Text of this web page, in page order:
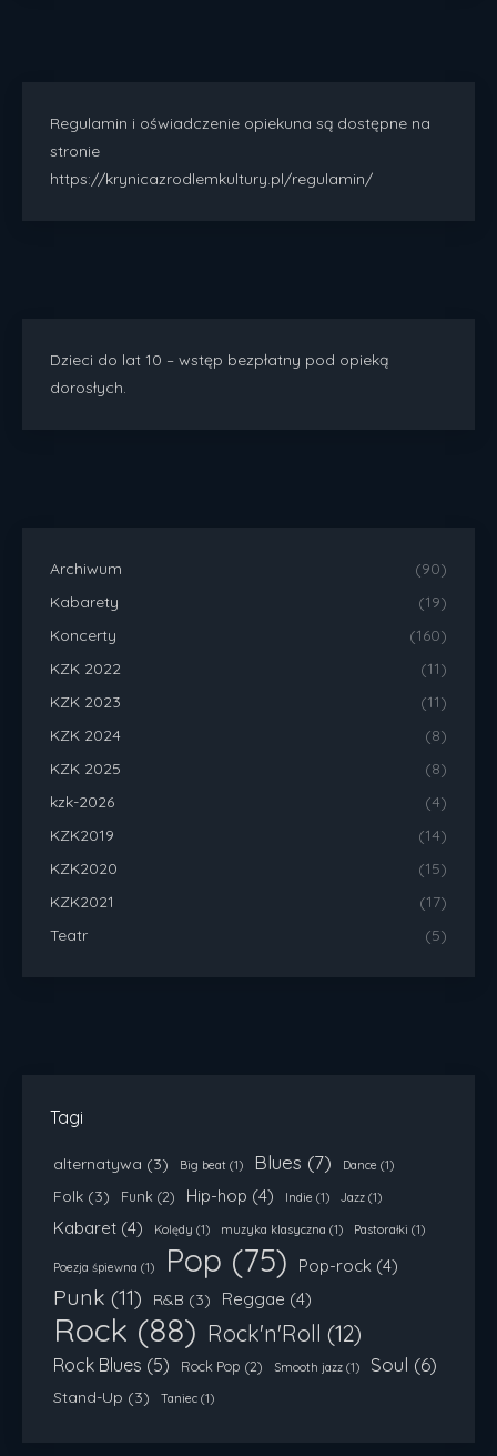
Regulamin i oświadczenie opiekuna są dostępne na
stronie
https://krynicazrodlemkultury.pl/regulamin/
Dzieci do lat 10 – wstęp bezpłatny pod opieką
dorosłych.
Archiwum
(90)
Kabarety
(19)
Koncerty
(160)
KZK 2022
(11)
KZK 2023
(11)
KZK 2024
(8)
KZK 2025
(8)
kzk-2026
(4)
KZK2019
(14)
KZK2020
(15)
KZK2021
(17)
Teatr
(5)
Tagi
alternatywa (3) Big beat (1) Blues (7) Dance (1)
Folk (3) Funk (2) Hip-hop (4) Indie (1) Jazz (1)
Kabaret (4) Kolędy (1) muzyka klasyczna (1) Pastorałki (1)
Poezja śpiewna (1) Pop (75) Pop-rock (4)
Punk (11) R&B (3) Reggae (4)
Rock (88) Rock'n'Roll (12)
Rock Blues (5) Rock Pop (2) Smooth jazz (1) Soul (6)
Stand-Up (3) Taniec (1)